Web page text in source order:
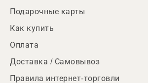
Подарочные карты
Как купить
Оплата
Доставка / Самовывоз
Правила интернет-торговли